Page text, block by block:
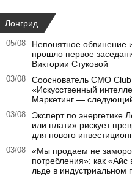
Лонгрид
05/08
Непонятное обвинение
прошло первое
Виктории Стуковой
03/08
Сооснователь CMO
«Искусственный
Маркетинг —
03/08
Эксперт по энергетике
или плати» рискует
для нового
03/08
«Мы продаем не
потребления»: как
льде в индустриальном